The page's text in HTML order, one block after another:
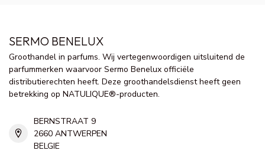
SERMO BENELUX
Groothandel in parfums. Wij vertegenwoordigen uitsluitend de
parfummerken waarvoor Sermo Benelux officiële
distributierechten heeft. Deze groothandelsdienst heeft geen
betrekking op NATULIQUE®-producten.
BERNSTRAAT 9
2660 ANTWERPEN
BELGIE